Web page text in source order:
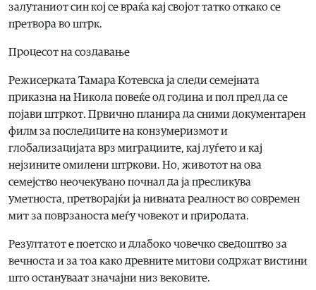
залутаниот син кој се враќа кај својот татко откако се
претвора во штрк.
Процесот на создавање
Режисерката Тамара Котевска ја следи семејната
приказна на Никола повеќе од година и пол пред да се
појави штркот. Првично планира да сними документарен
филм за последиците на конзумеризмот и
глобализацијата врз миграциите, кај луѓето и кај
нејзините омилени штркови. Но, животот на ова
семејство неочекувано почнал да ја пресликува
уметноста, претворајќи ја нивната реалност во современ
мит за поврзаноста меѓу човекот и природата.
Резултатот е поетско и длабоко човечко сведоштво за
вечноста и за тоа како древните митови содржат вистини
што остануваат значајни низ вековите.